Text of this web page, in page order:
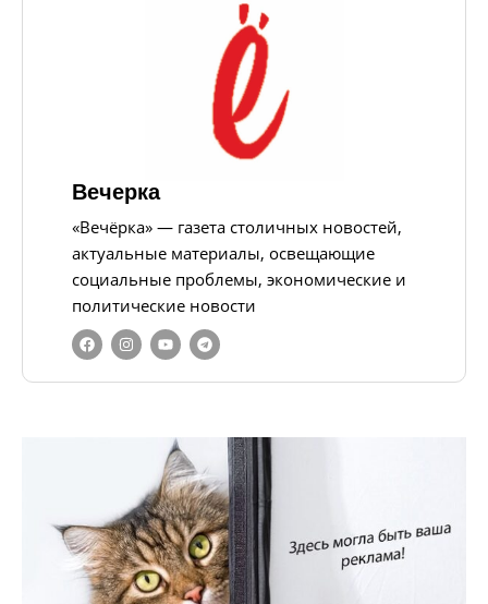
Вечерка
«Вечёрка» — газета столичных новостей,
актуальные материалы, освещающие
социальные проблемы, экономические и
политические новости